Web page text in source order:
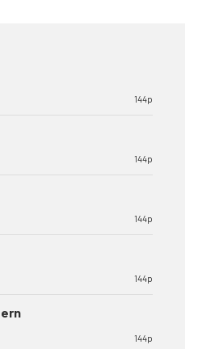
144p
144p
144p
144p
144p